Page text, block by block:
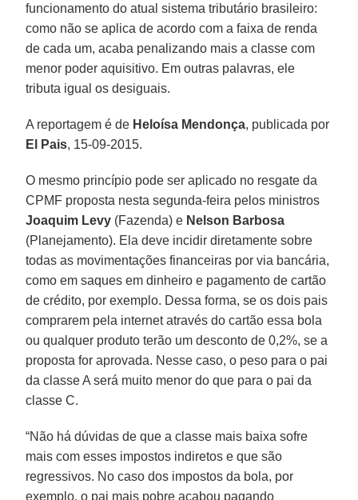
funcionamento do atual sistema tributário brasileiro:
como não se aplica de acordo com a faixa de renda
de cada um, acaba penalizando mais a classe com
menor poder aquisitivo. Em outras palavras, ele
tributa igual os desiguais.
A reportagem é de Heloísa Mendonça, publicada por
El Pais, 15-09-2015.
O mesmo princípio pode ser aplicado no resgate da
CPMF proposta nesta segunda-feira pelos ministros
Joaquim Levy (Fazenda) e Nelson Barbosa
(Planejamento). Ela deve incidir diretamente sobre
todas as movimentações financeiras por via bancária,
como em saques em dinheiro e pagamento de cartão
de crédito, por exemplo. Dessa forma, se os dois pais
comprarem pela internet através do cartão essa bola
ou qualquer produto terão um desconto de 0,2%, se a
proposta for aprovada. Nesse caso, o peso para o pai
da classe A será muito menor do que para o pai da
classe C.
“Não há dúvidas de que a classe mais baixa sofre
mais com esses impostos indiretos e que são
regressivos. No caso dos impostos da bola, por
exemplo, o pai mais pobre acabou pagando